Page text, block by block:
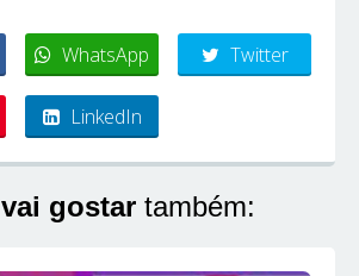
WhatsApp Twitter
LinkedIn
vai gostartambém: